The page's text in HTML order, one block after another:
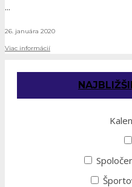
...
26. januára 2020
Viac informácií